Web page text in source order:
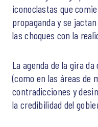
iconoclastas que
propaganda y se
las choques con la
La agenda de la gira
(como en las áreas de
contradicciones y
la credibilidad del